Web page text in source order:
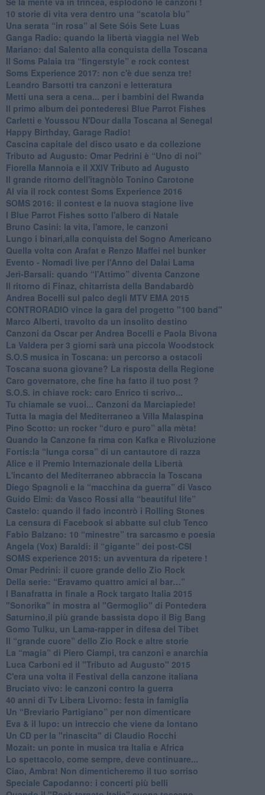
​10 storie di vita vera dentro una “scatola blu”
​Una serata “in rosa” al Sete Sóis Sete Luas
Ganga Radio: quando la libertà viaggia nel Web
Mariano: dal Salento alla conquista della Toscana
​Il Soms Palaia tra “fingerstyle” e rock contest
Soms Experience 2017: non c'è due senza tre!
​Leandro Barsotti tra canzoni e letteratura
​Metti una sera a cena... per i bambini del Rwanda
​Il primo album dei pontederesi Blue Parrot Fishes
Carletti e Youssou N'Dour dalla Toscana al Senegal
Happy Birthday, Garage Radio!
​Cascina capitale del disco usato e da collezione
Tributo ad Augusto: Omar Pedrini è “Uno di noi”
​Fiorella Mannoia e il XXIV Tributo ad Augusto
Il grande ritorno dell'itagnòlo Tonino Carotone
​Al via il rock contest Soms Experience 2016
​SOMS 2016: il contest e la nuova stagione live
I Blue Parrot Fishes sotto l'albero di Natale
Bruno Casini: la vita, l'amore, le canzoni
​Lungo i binari,alla conquista del Sogno Americano
​Quella volta con Arafat e Renzo Maffei nel bunker
​Evento - Nomadi live per l'Anno del Dalai Lama
Jerì-Barsali: quando “l'Attimo” diventa Canzone
Il ritorno di Finaz, chitarrista della Bandabardò
Andrea Bocelli sul palco degli MTV EMA 2015
CONTRORADIO vince la gara del progetto "100 band"
Marco Alberti, travolto da un insolito destino
Canzoni da Oscar per Andrea Bocelli e Paola Bivona
La Valdera per 3 giorni sarà una piccola Woodstock
S.O.S musica in Toscana: un percorso a ostacoli
​Toscana suona giovane? La risposta della Regione
Caro governatore, che fine ha fatto il tuo post ?
S.O.S. in chiave rock: caro Enrico ti scrivo...
Tu chiamale se vuoi... Canzoni da Marciapiede!
​Tutta la magia del Mediterraneo a Villa Malaspina
​Pino Scotto: un rocker “duro e puro” alla mèta!
​Quando la Canzone fa rima con Kafka e Rivoluzione
​Fortis:la “lunga corsa” di un cantautore di razza
Alice e il Premio Internazionale della Libertà
​L'incanto del Mediterraneo abbraccia la Toscana
​Diego Spagnoli e la “macchina da guerra” di Vasco
​Guido Elmi: da Vasco Rossi alla “beautiful life”
​Castelo: quando il fado incontrò i Rolling Stones
La censura di Facebook si abbatte sul club Tenco
Fabio Balzano: 10 “minestre” tra sarcasmo e poesia
Angela (Vox) Baraldi: il “gigante” dei post-CSI
​SOMS experience 2015: un avventura da ripetere !
Omar Pedrini: il cuore grande dello Zio Rock
Della serie: “Eravamo quattro amici al bar…”
I Banafratta in finale a Rock targato Italia 2015
"Sonorika" in mostra al "Germoglio" di Pontedera
​Saturnino,il più grande bassista dopo il Big Bang
​Gomo Tulku, un Lama-rapper in difesa del Tibet
​Il “grande cuore” dello Zio Rock e altre storie
La “magia” di Piero Ciampi, tra canzoni e anarchia
Luca Carboni ed il "Tributo ad Augusto" 2015
C'era una volta il Festival della canzone italiana
Bruciato vivo: le canzoni contro la guerra
40 anni di Tv Libera Livorno: festa in famiglia
Un “Breviario Partigiano” per non dimenticare
Eva & il lupo: un intreccio che viene da lontano
Un CD per la "rinascita" di Claudio Rocchi
Mozait: un ponte in musica tra Italia e Africa
Lo spettacolo, come sempre, deve continuare...
Ciao, Ambra! Non dimenticheremo il tuo sorriso
Speciale Capodanno: i concerti più belli